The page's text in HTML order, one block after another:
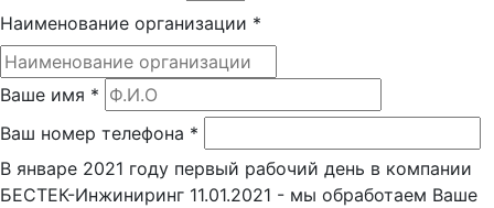
Наименование организации *
Ваше имя *
Ваш номер телефона *
В январе 2021 году первый рабочий день в компании
БЕСТЕК-Инжиниринг 11.01.2021 - мы обработаем Ваше